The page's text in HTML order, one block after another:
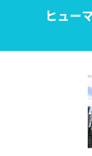
ヒュー